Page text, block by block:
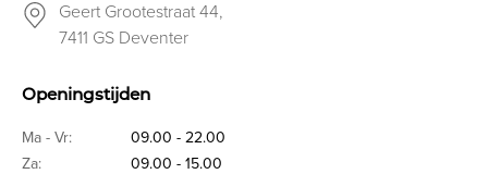
Geert Grootestraat 44,
7411 GS Deventer
Openingstijden
Ma - Vr:
09.00 - 22.00
Za:
09.00 - 15.00